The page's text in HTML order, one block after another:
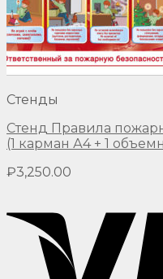
Стенды
Стенд Правила
(1 карман А4 + 1
₽3,250.00